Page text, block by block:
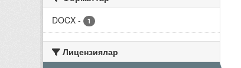
DOCX - 1
Лицензиялар